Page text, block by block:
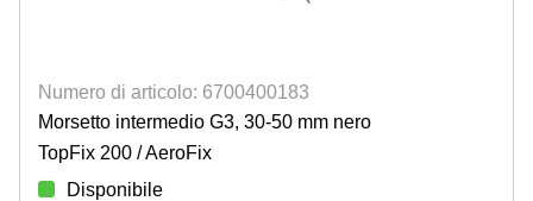
Numero di articolo: 6700400183
Morsetto intermedio G3, 30-50 mm nero
TopFix 200 / AeroFix
Disponibile